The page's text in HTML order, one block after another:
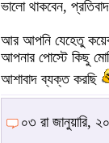
ভালো থাকবেন,
আর আপনি যেহেতু
আপনার পোস্টে কিছু
আশাবাদ ব্যক্ত করছি
০৩ রা জানুয়ারি,